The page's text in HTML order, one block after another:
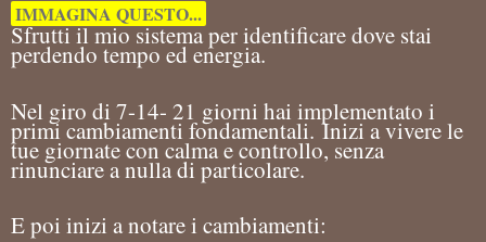
IMMAGINA QUESTO...
Sfrutti il mio sistema per identificare dove stai
perdendo tempo ed energia.
Nel giro di 7-14- 21 giorni hai implementato i
primi cambiamenti fondamentali.Inizi a vivere le
tue giornate con calma e controllo, senza
rinunciare a nulla di particolare.
E poi inizi a notare i cambiamenti: